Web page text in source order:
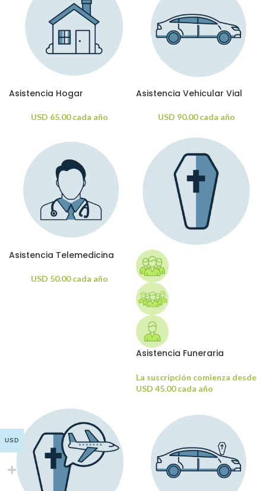
Asistencia Hogar
USD 65.00cada año
Asistencia Vehicular Vial
USD 90.00cada año
Asistencia Telemedicina
USD 50.00cada año
Asistencia Funeraria
La suscripción comienza desde
USD 45.00cada año
USD